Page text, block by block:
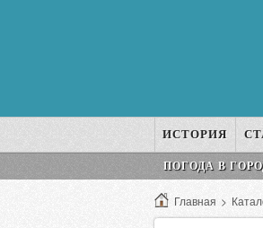
ИСТОРИЯ
ПОГОДА В
Главная >